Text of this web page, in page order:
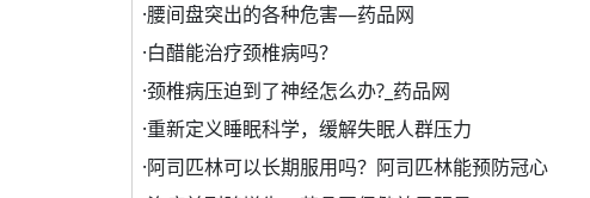
·腰间盘突出的各种危害—药品网
·白醋能治疗颈椎病吗？
·颈椎病压迫到了神经怎么办?_药品网
·重新定义睡眠科学，缓解失眠人群压力
·阿司匹林可以长期服用吗？阿司匹林能预防冠心